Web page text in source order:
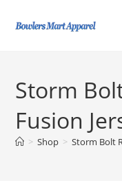
Storm
Fusion
> Shop > Storm Bolt